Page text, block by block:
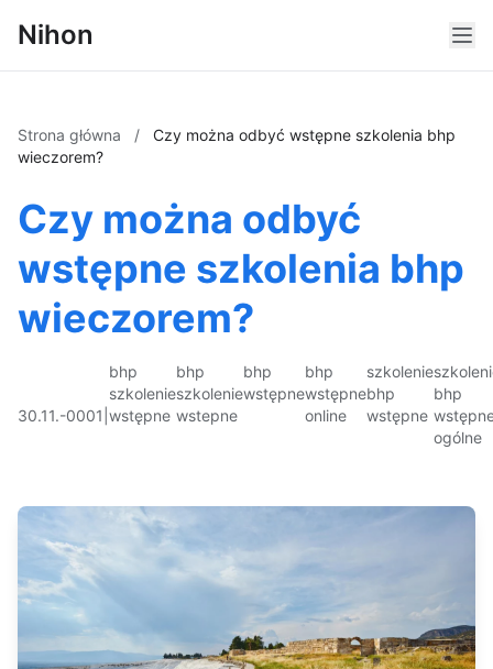
Nihon
Strona główna /
Czy można odbyć wstępne szkolenia bhp
wieczorem?
Czy można odbyć
wstępne szkolenia bhp
wieczorem?
30.11.-0001
bhp
szkolenie
wstępne
bhp
szkolenie
wstepne
bhp
wstępne
bhp
wstępne
online
szkolenie
bhp
wstępne
bhp
ogólne